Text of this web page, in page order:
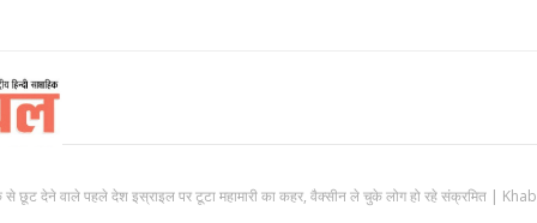
से छूट देने वाले पहले देश इस्राइल पर टूटा महामारी का कहर, वैक्सीन ले चुके लोग हो रहे संक्रमित |